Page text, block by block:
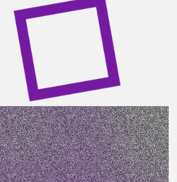
Theater-Workshop
Anja Engelhard